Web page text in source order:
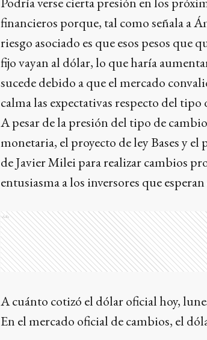
financieros porque, tal como señala a
riesgo asociado es que esos pesos que
fijo vayan al dólar, lo que haría
sucede debido a que el mercado
calma las expectativas respecto del tipo
A pesar de la presión del tipo de
monetaria, el proyecto de ley Bases y
de Javier Milei para realizar cambios
entusiasma a los inversores que
Ads
A cuánto cotizó el dólar oficial hoy,
En el mercado oficial de cambios, el